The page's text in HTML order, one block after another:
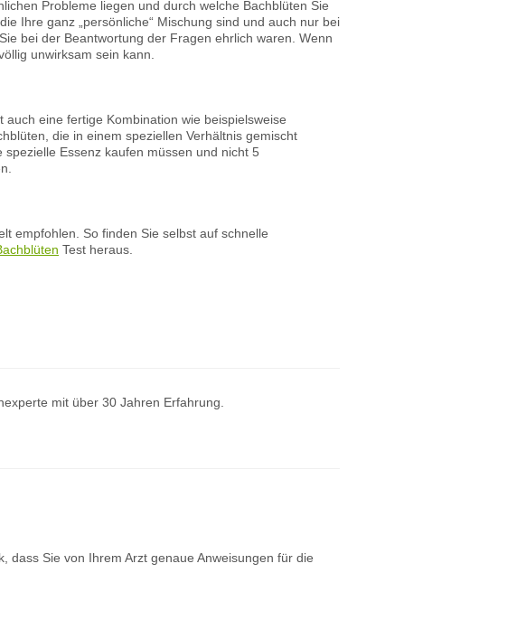
Probleme liegen und durch welche Bachblüten Sie
Ihre ganz „persönliche“ Mischung sind und auch nur bei
bei der Beantwortung der Fragen ehrlich waren. Wenn
unwirksam sein kann.
eine fertige Kombination wie beispielsweise
die in einem speziellen Verhältnis gemischt
Essenz kaufen müssen und nicht 5
empfohlen. So finden Sie selbst auf schnelle
Test heraus.
mit über 30 Jahren Erfahrung.
dass Sie von Ihrem Arzt genaue Anweisungen für die